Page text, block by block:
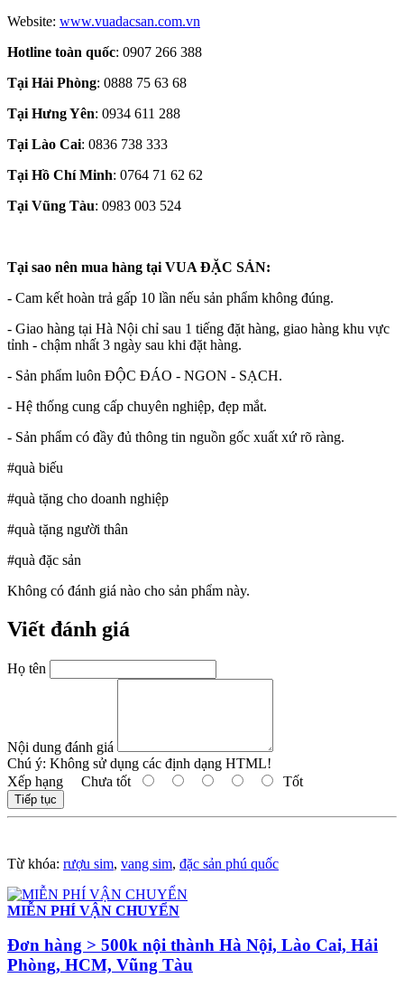
Website: www.vuadacsan.com.vn
Hotline toàn quốc: 0907 266 388
Tại Hải Phòng: 0888 75 63 68
Tại Hưng Yên: 0934 611 288
Tại Lào Cai: 0836 738 333
Tại Hồ Chí Minh: 0764 71 62 62
Tại Vũng Tàu: 0983 003 524
Tại sao nên mua hàng tại VUA ĐẶC SẢN:
- Cam kết hoàn trả gấp 10 lần nếu sản phẩm không đúng.
- Giao hàng tại Hà Nội chỉ sau 1 tiếng đặt hàng, giao hàng khu vực
tỉnh - chậm nhất 3 ngày sau khi đặt hàng.
- Sản phẩm luôn ĐỘC ĐÁO - NGON - SẠCH.
- Hệ thống cung cấp chuyên nghiệp, đẹp mắt.
- Sản phẩm có đầy đủ thông tin nguồn gốc xuất xứ rõ ràng.
#quà biếu
#quà tặng cho doanh nghiệp
#quà tặng người thân
#quà đặc sản
Không có đánh giá nào cho sản phẩm này.
Viết đánh giá
Họ tên
Nội dung đánh giá
Chú ý: Không sử dụng các định dạng HTML!
Xếp hạng Chưa tốt Tốt
Tiếp tục
Từ khóa: rượu sim, vang sim, đặc sản phú quốc
MIỄN PHÍ VẬN CHUYỂN
Đơn hàng > 500k nội thành Hà Nội, Lào Cai, Hải
Phòng, HCM, Vũng Tàu